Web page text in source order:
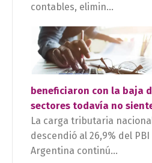
contables, elimin...
beneficiaron con la baja
sectores todavía no
La carga tributaria
descendió al 26,9% del
Argentina continú...